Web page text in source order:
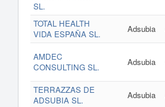
SL.
TOTAL HEALTH
VIDA ESPAÑA SL.
Adsubia
AMDEC
CONSULTING SL.
Adsubia
TERRAZZAS DE
ADSUBIA SL.
Adsubia